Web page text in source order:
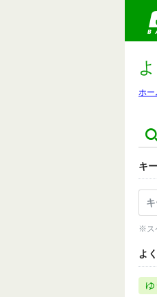
ホー
キ
※ス
よ